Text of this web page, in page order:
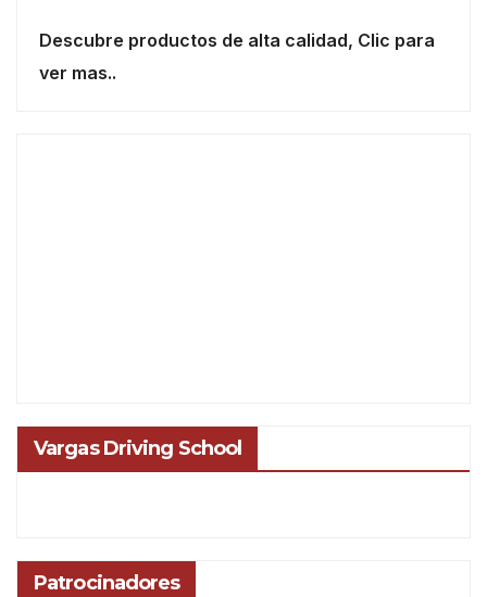
Descubre productos de alta calidad, Clic para
ver mas..
Vargas Driving School
Patrocinadores